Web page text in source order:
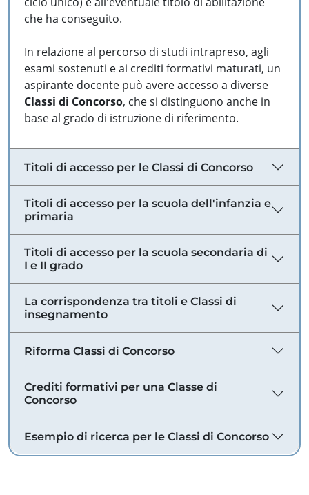
che ha conseguito.
In relazione al percorso di studi intrapreso, agli
esami sostenuti e ai crediti formativi maturati, un
aspirante docente può avere accesso a diverse
Classi di Concorso, che si distinguono anche in
base al grado di istruzione di riferimento.
Titoli di accesso per le Classi di Concorso
Titoli di accesso per la scuola dell'infanzia e
primaria
Titoli di accesso per la scuola secondaria di
I e II grado
La corrispondenza tra titoli e Classi di
insegnamento
Riforma Classi di Concorso
Crediti formativi per una Classe di
Concorso
Esempio di ricerca per le Classi di Concorso